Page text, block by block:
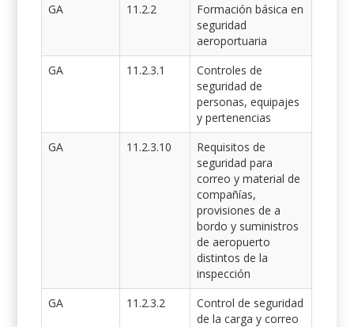
GA
11.2.2
Formación básica en
seguridad
aeroportuaria
GA
11.2.3.1
Controles de
seguridad de
personas, equipajes
y pertenencias
GA
11.2.3.10
Requisitos de
seguridad para
correo y material de
compañías,
provisiones de a
bordo y suministros
de aeropuerto
distintos de la
inspección
GA
11.2.3.2
Control de seguridad
de la carga y correo